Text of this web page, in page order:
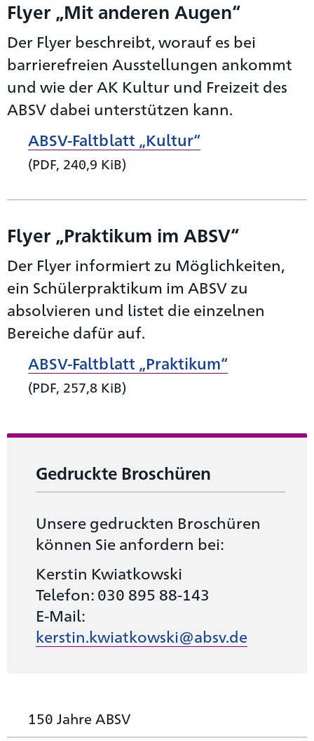
Flyer „Mit anderen Augen“
Der Flyer beschreibt, worauf es bei
barrierefreien Ausstellungen ankommt
und wie der AK Kultur und Freizeit des
ABSV dabei unterstützen kann.
ABSV-Faltblatt „Kultur“
(PDF, 240,9 KiB)
Flyer „Praktikum im ABSV“
Der Flyer informiert zu Möglichkeiten,
ein Schülerpraktikum im ABSV zu
absolvieren und listet die einzelnen
Bereiche dafür auf.
ABSV-Faltblatt „Praktikum“
(PDF, 257,8 KiB)
Gedruckte Broschüren
Unsere gedruckten Broschüren
können Sie anfordern bei:
Kerstin Kwiatkowski
Telefon: 030 895 88-143
E-Mail:
kerstin.kwiatkowski@absv.de
150 Jahre ABSV